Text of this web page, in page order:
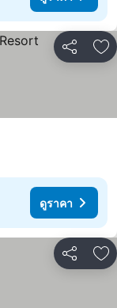
แชร์ เ
ดูราคา
แชร์ เ